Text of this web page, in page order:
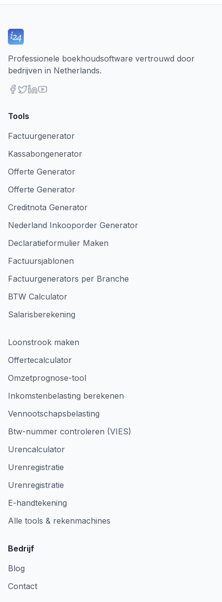
Professionele boekhoudsoftware vertrouwd door
bedrijven in Netherlands.
Tools
Factuurgenerator
Kassabongenerator
Offerte Generator
Offerte Generator
Creditnota Generator
Nederland Inkooporder Generator
Declaratieformulier Maken
Factuursjablonen
Factuurgenerators per Branche
BTW Calculator
Salarisberekening
Loonstrook maken
Offertecalculator
Omzetprognose-tool
Inkomstenbelasting berekenen
Vennootschapsbelasting
Btw-nummer controleren (VIES)
Urencalculator
Urenregistratie
Urenregistratie
E-handtekening
Alle tools & rekenmachines
Bedrijf
Blog
Contact